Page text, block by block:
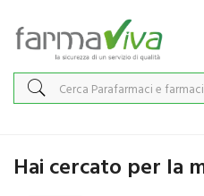
Home Marche parafarmaci
Hai cercato per la